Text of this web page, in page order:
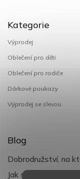
Kategorie
Výprodej
Oblečení pro děti
Oblečení pro rodiče
Dárkové poukazy
Výprodej se slevou
Blog
Dobrodružství, na
Jak si užít léto s